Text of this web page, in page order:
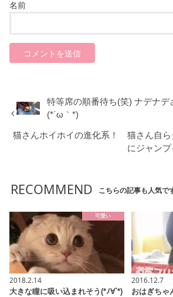
名前
特等席の順番待ち(笑) ナデナデ
(*´ω｀*)
猫さんホイホイの進化系！ 猫さん自ら
にジャンプ
RECOMMEND こちらの記事も人気で
可愛い
2018.2.14
大きな瞳に吸い込まれそう(*ﾉ∀`*)
2016.12.7
おはぎちゃ